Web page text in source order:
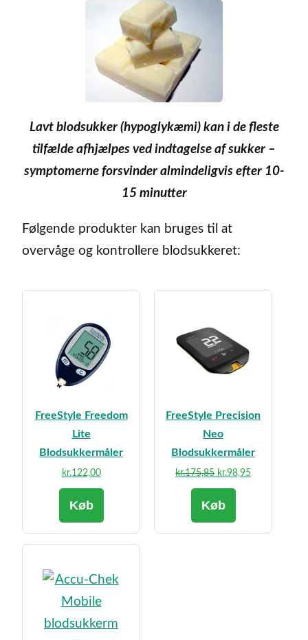
Lavt blodsukker (hypoglykæmi) kan i de fleste
tilfælde afhjælpes ved indtagelse af sukker –
symptomerne forsvinder almindeligvis efter 10-
15 minutter
Følgende produkter kan bruges til at
overvåge og kontrollere blodsukkeret:
FreeStyle Freedom
Lite
Blodsukkermåler
kr.122,00
Køb
FreeStyle Precision
Neo
Blodsukkermåler
kr.175,85 Den
oprindelige
pris
kr.175,85.
kr.98,95Den
kr.98,95.
Køb